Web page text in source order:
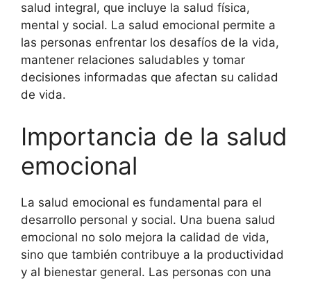
salud integral, que incluye la salud física,
mental y social. La salud emocional permite a
las personas enfrentar los desafíos de la vida,
mantener relaciones saludables y tomar
decisiones informadas que afectan su calidad
de vida.
Importancia de la salud
emocional
La salud emocional es fundamental para el
desarrollo personal y social. Una buena salud
emocional no solo mejora la calidad de vida,
sino que también contribuye a la productividad
y al bienestar general. Las personas con una